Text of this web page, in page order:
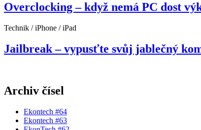
Overclocking – když nemá PC dost
Technik / iPhone / iPad
Jailbreak – vypusťte svůj jablečný
Archiv čísel
Ekontech #64
Ekontech #63